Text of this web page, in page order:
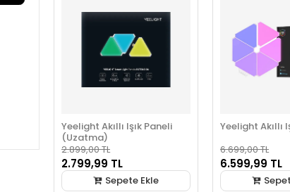
Yeelight Akıllı Işık Paneli
(Uzatma)
2.899,00 TL
2.799,99 TL
Sepete Ekle
Yeelight Akıllı
6.699,00 TL
6.599,99 TL